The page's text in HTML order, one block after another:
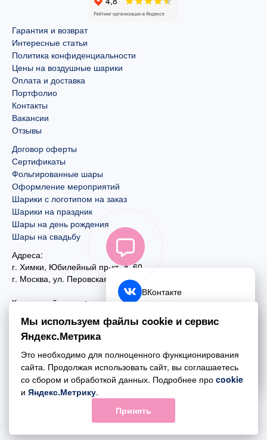
Гарантия и возврат
Интересные статьи
Политика конфиденциальности
Цены на воздушные шарики
Оплата и доставка
Портфолио
Контакты
Вакансии
Отзывы
Договор оферты
Сертификаты
Фольгированные шары
Оформление мероприятий
Шарики с логотипом на заказ
Шарики на праздник
Шары на день рождения
Шары на свадьбу
Адреса:
г. Химки, Юбилейный пр-кт, д. 60
г. Москва, ул. Перовская, д. 59
Контактный номер:
+7 (495) 970-44-75
Почта:
mail@esta-fiesta.ru
Режим работы интернет-магазина:
ПН-ВС с 09:00 до 21:00
ВКонтакте
Telegram
Обратный звонок
Мы используем файлы cookie и сервис
Яндекс.Метрика
Это необходимо для полноценного функционирования
сайта. Продолжая использовать сайт, вы соглашаетесь
со сбором и обработкой данных. Подробнее про cookie
и Яндекс.Метрику.
Принять